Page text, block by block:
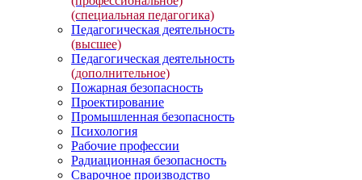
(специальная педагогика)
Педагогическая деятельность
(высшее)
Педагогическая деятельность
(дополнительное)
Пожарная безопасность
Проектирование
Промышленная безопасность
Психология
Рабочие профессии
Радиационная безопасность
Сварочное производство